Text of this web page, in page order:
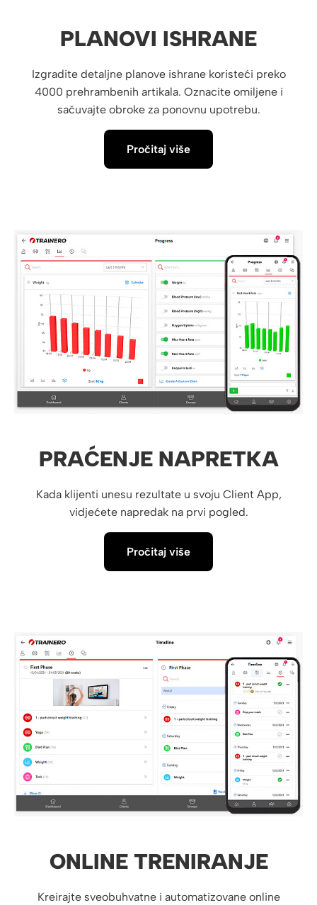
PLANOVI ISHRANE
Izgradite detaljne planove ishrane koristeći preko
4000 prehrambenih artikala. Oznacite omiljene i
sačuvajte obroke za ponovnu upotrebu.
Pročitaj više
PRAĆENJE NAPRETKA
Kada klijenti unesu rezultate u svoju Client App,
vidjećete napredak na prvi pogled.
Pročitaj više
ONLINE TRENIRANJE
Kreirajte sveobuhvatne i automatizovane online